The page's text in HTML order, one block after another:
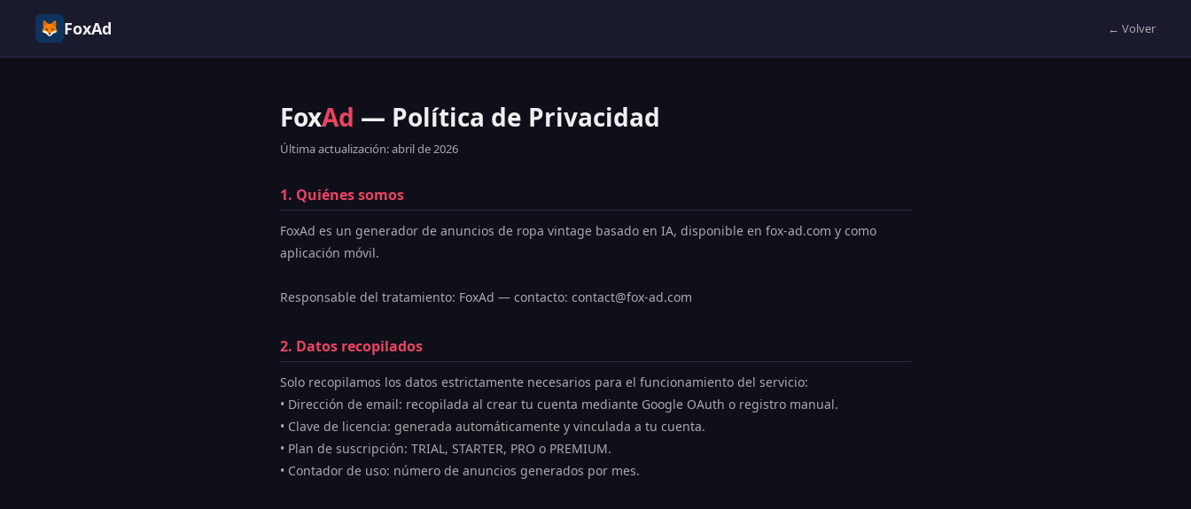
FoxAd ← Volver
FoxAd — Política de Privacidad
Última actualización: abril de 2026
1. Quiénes somos
FoxAd es un generador de anuncios de ropa vintage basado en IA, disponible en fox-ad.com y como
aplicación móvil.
Responsable del tratamiento: FoxAd — contacto: contact@fox-ad.com
2. Datos recopilados
Solo recopilamos los datos estrictamente necesarios para el funcionamiento del servicio:
• Dirección de email: recopilada al crear tu cuenta mediante Google OAuth o registro manual.
• Clave de licencia: generada automáticamente y vinculada a tu cuenta.
• Plan de suscripción: TRIAL, STARTER, PRO o PREMIUM.
• Contador de uso: número de anuncios generados por mes.